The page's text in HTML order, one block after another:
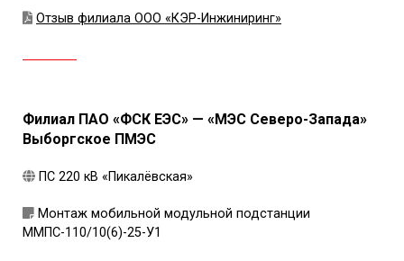
Отзыв филиала ООО «КЭР-Инжиниринг»
Филиал ПАО «ФСК ЕЭС» — «МЭС Северо-Запада»
Выборгское ПМЭС
ПС 220 кВ «Пикалёвская»
Монтаж мобильной модульной подстанции
ММПС-110/10(6)-25-У1